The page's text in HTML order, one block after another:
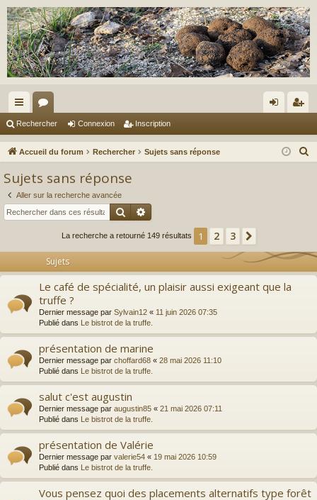
ac
co
ci
s
or
u ne cri
Rechercher Connexion Inscription
Accueil du forum Rechercher Sujets sans réponse
e
Sujets sans réponse
Aller sur la recherche avancée
Rechercher
La recherche a retourné 149 résultats 1 2 3
Sujets
Le café de spécialité, un plaisir aussi exigeant que la
truffe ?
Dernier message par Sylvain12 « 11 juin 2026 07:35
Publié dans
Le bistrot de la truffe.
présentation de marine
Dernier message par choffard68 « 28 mai 2026 11:10
Publié dans
Le bistrot de la truffe.
salut c'est augustin
Dernier message par augustin85 « 21 mai 2026 07:11
Publié dans
Le bistrot de la truffe.
présentation de Valérie
Dernier message par valerie54 « 19 mai 2026 10:59
Publié dans
Le bistrot de la truffe.
Vous pensez quoi des placements alternatifs type forêt